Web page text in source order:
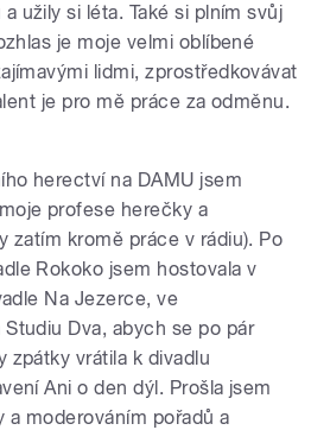
užily si léta. Také si plním svůj
je moje velmi oblíbené
lidmi, zprostředkovávat
je pro mě práce za odměnu.
herectví na DAMU jsem
profese herečky a
zatím kromě práce v rádiu). Po
Rokoko jsem hostovala v
Na Jezerce, ve
Dva, abych se po pár
zpátky vrátila k divadlu
Ani o den dýl. Prošla jsem
a moderováním pořadů a